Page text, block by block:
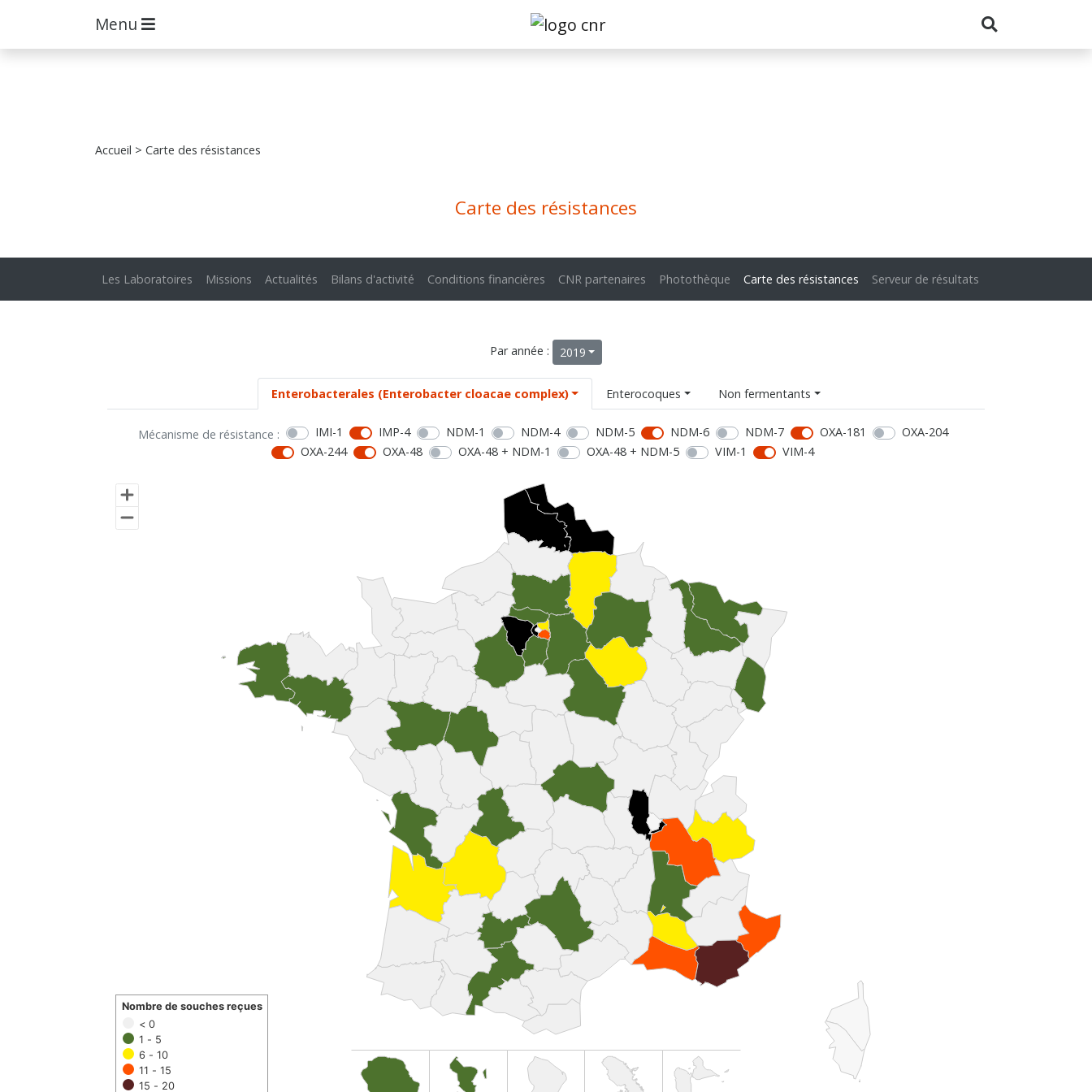
Menu
Accueil > Carte des résistances
Carte des résistances
Les Laboratoires Missions Actualités Bilans d'activité Conditions financières CNR partenaires Photothèque Carte des résistances Serveur de résultats
Par année : 2019
Enterobacterales (Enterobacter cloacae complex) Enterocoques Non fermentants
Mécanisme de résistance : IMI-1 IMP-4 NDM-1 NDM-4 NDM-5 NDM-6 NDM-7 OXA-181
OXA-204
OXA-244
OXA-48 OXA-48 + NDM-1 OXA-48 + NDM-5 VIM-1 VIM-4
< 0
1 - 5
6 - 10
11 - 15
15 - 20
Nombre de souches reçues